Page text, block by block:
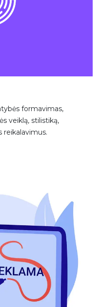
formavimas,
veiklą, stilistiką,
reikalavimus.